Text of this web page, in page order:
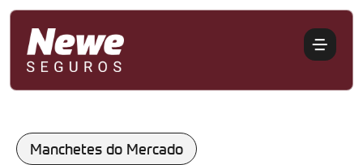
Manchetes do Mercado